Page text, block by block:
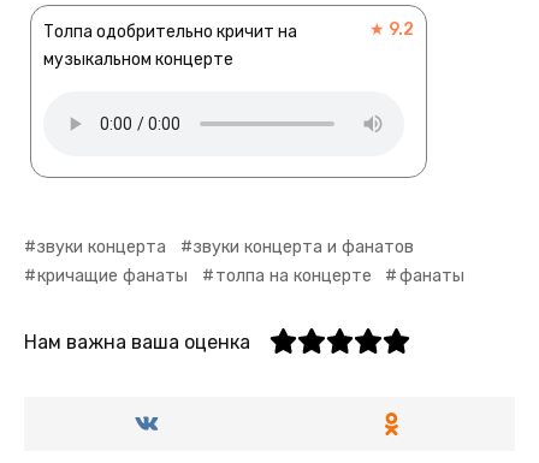
Толпа одобрительно кричит на
музыкальном концерте
★ 9.2
звуки концерта
звуки концерта и фанатов
кричащие фанаты
толпа на концерте фанаты
Нам важна ваша оценка